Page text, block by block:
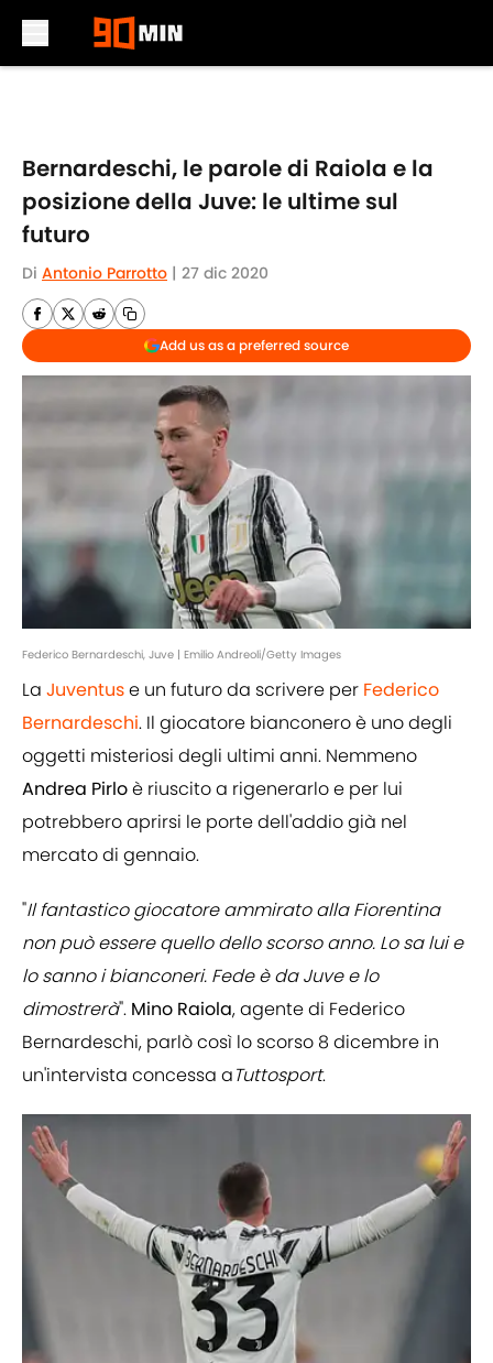
Bernardeschi, le parole di Raiola e la
posizione della Juve: le ultime sul
futuro
Di Antonio Parrotto | 27 dic 2020
Add us as a preferred source
Federico Bernardeschi, Juve | Emilio Andreoli/Getty Images
La Juventuse un futuro da scrivere per Federico
Bernardeschi. Il giocatore bianconero è uno degli
oggetti misteriosi degli ultimi anni. Nemmeno
Andrea Pirloè riuscito a rigenerarlo e per lui
potrebbero aprirsi le porte dell'addio già nel
mercato di gennaio.
"Il fantastico giocatore ammirato alla Fiorentina
non può essere quello dello scorso anno. Lo sa lui e
lo sanno i bianconeri. Fede è da Juve e lo
dimostrerà". Mino Raiola, agente di Federico
Bernardeschi, parlò così lo scorso 8 dicembre in
un'intervista concessa aTuttosport.